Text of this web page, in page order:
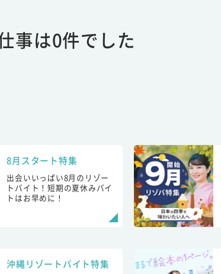
事は0件でした
8月スタート特集
出会いいっぱい8月のリゾー
トバイト！短期の夏休みバイ
トはお早めに！
沖縄リゾートバイト特集